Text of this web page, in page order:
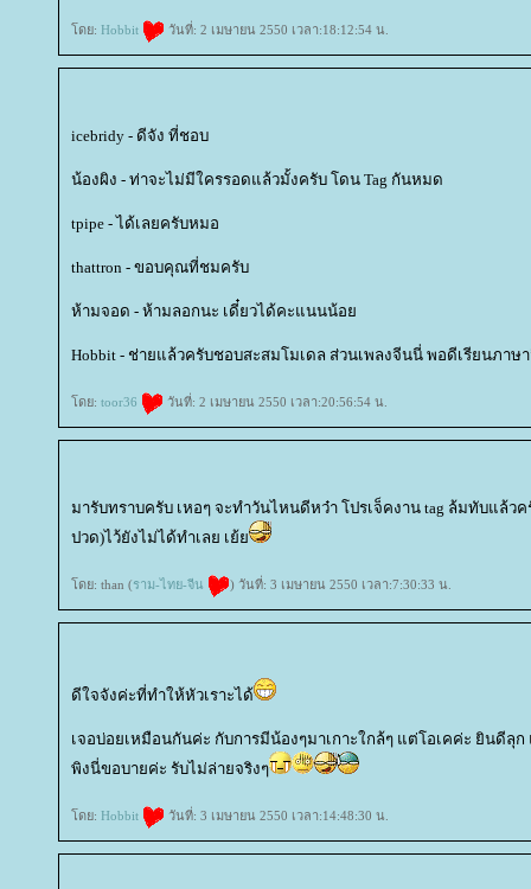
ดย: Hobbit วันที่: 2 เมษายน 2550 เวลา:18:12:54 น.
icebridy - ดีจัง ที่ชอบ
น้องผิง - ท่าจะไม่มีใครรอดแล้วมั้งครับ โดน Tag กันหมด
tpipe - ได้เลยครับหมอ
thattron - ขอบคุณที่ชมครับ
ห้ามจอด - ห้ามลอกนะ เดี๋ยวได้คะแนนน้อ
Hobbit - ช่ายแล้วครับชอบสะสมโมเดล ส่วนเพลงจีนนี่ พอดีเรียนภาษ
ดย: toor36 วันที่: 2 เมษายน 2550 เวลา:20:56:54 น.
มารับทราบครับ เหอๆ จะทำวันไหนดีหว๋า โปรเจ็คงาน tag ล้มทับแล้ว
ปวด)ไว้ยังไม่ได้ทำเลย เย้
ดย: than (ราม-ไทย-จีน ) วันที่: 3 เมษายน 2550 เวลา:7:30:33 น.
ดีใจจังค่ะที่ทำให้หัวเราะได้
เจอบ่อยเหมือนกันค่ะ กับการมีน้องๆมาเกาะใกล้ๆ แต่โอเคค่ะ ยินดีลุ
พิงนี่ขอบายค่ะ รับไม่ล่ายจริงๆ
ดย: Hobbit วันที่: 3 เมษายน 2550 เวลา:14:48:30 น.